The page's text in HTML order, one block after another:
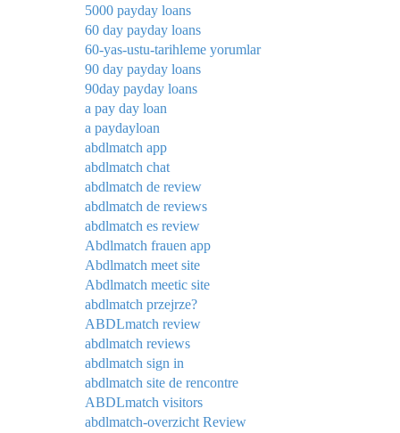
5000 payday loans
60 day payday loans
60-yas-ustu-tarihleme yorumlar
90 day payday loans
90day payday loans
a pay day loan
a paydayloan
abdlmatch app
abdlmatch chat
abdlmatch de review
abdlmatch de reviews
abdlmatch es review
Abdlmatch frauen app
Abdlmatch meet site
Abdlmatch meetic site
abdlmatch przejrze?
ABDLmatch review
abdlmatch reviews
abdlmatch sign in
abdlmatch site de rencontre
ABDLmatch visitors
abdlmatch-overzicht Review